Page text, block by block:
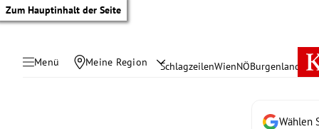
Zum Hauptinhalt der Seite
Menü Meine Region SchlagzeilenWienNÖBurgenland
Wählen